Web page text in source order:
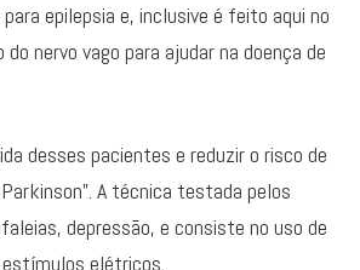
epilepsia e, inclusive é feito aqui no
nervo vago para ajudar na doença de
desses pacientes e reduzir o risco de
A técnica testada pelos
depressão, e consiste no uso de
elétricos.